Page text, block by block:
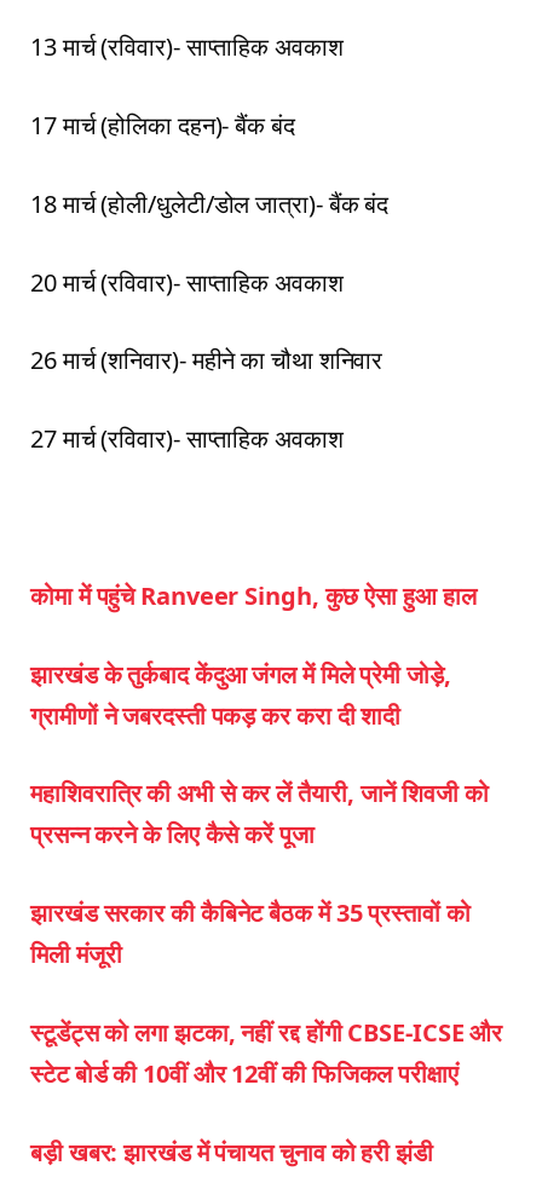
13 मार्च (रविवार)- साप्ताहिक अवकाश
17 मार्च (होलिका दहन)- बैंक बंद
18 मार्च (होली/धुलेटी/डोल जात्रा)- बैंक बंद
20 मार्च (रविवार)- साप्ताहिक अवकाश
26 मार्च (शनिवार)- महीने का चौथा शनिवार
27 मार्च (रविवार)- साप्ताहिक अवकाश
कोमा में पहुंचे Ranveer Singh, कुछ ऐसा हुआ हाल
झारखंड के तुर्कबाद केंदुआ जंगल में मिले प्रेमी जोड़े,
ग्रामीणों ने जबरदस्ती पकड़ कर करा दी शादी
महाशिवरात्रि की अभी से कर लें तैयारी, जानें शिवजी को
प्रसन्न करने के लिए कैसे करें पूजा
झारखंड सरकार की कैबिनेट बैठक में 35 प्रस्तावों को
मिली मंजूरी
स्टूडेंट्स को लगा झटका, नहीं रद्द होंगी CBSE-ICSE और
स्टेट बोर्ड की 10वीं और 12वीं की फिजिकल परीक्षाएं
बड़ी खबर: झारखंड में पंचायत चुनाव को हरी झंडी